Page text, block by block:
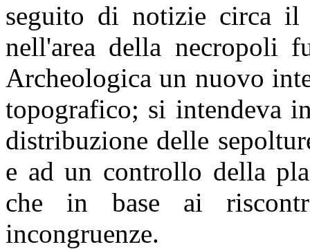
seguito di notizie circa il
nell'area della necropoli
Archeologica un nuovo
topografico; si intendeva
distribuzione delle
e ad un controllo della
che in base ai riscontri
incongruenze.